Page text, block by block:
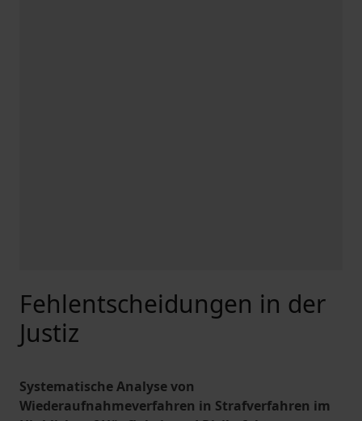
Fehlentscheidungen in der
Justiz
Systematische Analyse von
Wiederaufnahmeverfahren in Strafverfahren im